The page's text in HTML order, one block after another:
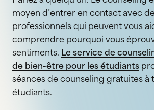
moyen d’entrer en contact avec
professionnels qui peuvent vous
comprendre pourquoi vous
sentiments. Le service de
de bien-être pour les étudiants
séances de counseling gratuites à
étudiants.